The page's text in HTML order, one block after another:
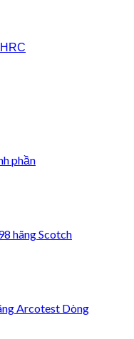
phần
hãng Scotch
Arcotest Dòng